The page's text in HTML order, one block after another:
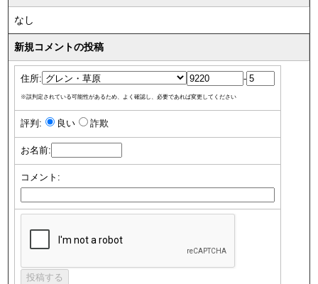
なし
新規コメントの投稿
住所: -
※誤判定されている可能性があるため、よく確認し、必要であれば変更してください
評判: 良い 詐欺
お名前:
コメント: